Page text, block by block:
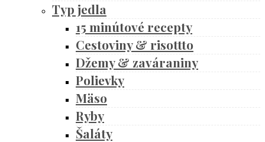
Typ jedla
15 minútové recepty
Cestoviny & risottto
Džemy & zaváraniny
Polievky
Mäso
Ryby
Šaláty